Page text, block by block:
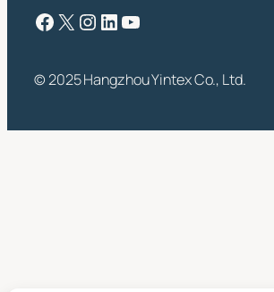
Facebook X Instagram LinkedIn YouTube
© 2025 Hangzhou Yintex Co., Ltd.